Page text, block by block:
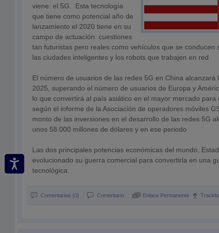
viene: el 5G. Esta tecnología
que tiene como potencial año de
lanzamiento el 2020 tiene en su
campo de actuación cuestiones
tan futuristas pero reales como vehículos que se conducen
las ciudades inteligentes y los robots que trabajen en red
El número de usuarios de las redes 5G en China alcanzará
2025, superando el número de usuarios de Europa y
lo que convertirá al país asiático en el mayor mercado
según el informe de la Asociación de operadores móviles
monto de las inversiones en el desarrollo de las redes 5G
unos 58.000 millones de dólares y en ese periodo
Las dos principales potencias económicas del mundo,
evolucionado su guerra comercial para convertirla en una
tecnológica.
Comentarios (0) Comentario Enlace Permanente